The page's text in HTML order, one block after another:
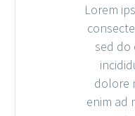
Lorem
sed do
dolore
enim ad